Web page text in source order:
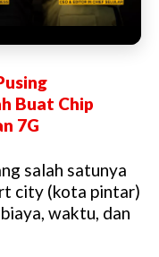
Buat Chip
7G
salah satunya
city (kota pintar)
waktu, dan